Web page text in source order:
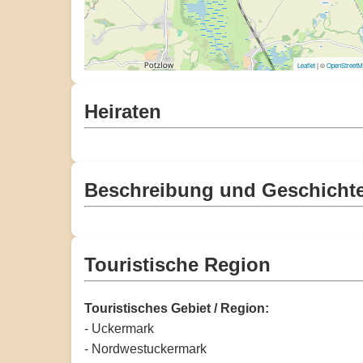
Leaflet| ©
Heiraten
Beschreibung und
Touristische Region
Touristisches Gebiet / Region:
- Uckermark
- Nordwestuckermark